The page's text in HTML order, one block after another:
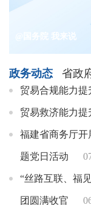
@国务院 我来说
政务动态 省政
贸易合规能力
贸易救济能力
福建省商务厅开
题党日活动
“丝路互联、福
团圆满收官